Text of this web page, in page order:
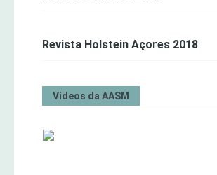
Revista Holstein Açores 2018
Vídeos da AASM